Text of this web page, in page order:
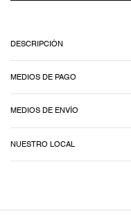
DESCRIPCIÓN
MEDIOS DE PAGO
MEDIOS DE ENVÍO
NUESTRO LOCAL